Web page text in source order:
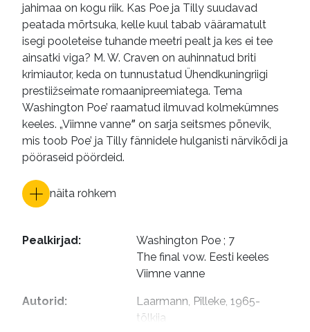
jahimaa on kogu riik. Kas Poe ja Tilly suudavad
peatada mõrtsuka, kelle kuul tabab vääramatult
isegi pooleteise tuhande meetri pealt ja kes ei tee
ainsatki viga? M. W. Craven on auhinnatud briti
krimiautor, keda on tunnustatud Ühendkuningriigi
prestiižseimate romaanipreemiatega. Tema
Washington Poe’ raamatud ilmuvad kolmekümnes
keeles. „Viimne vanneˮ on sarja seitsmes põnevik,
mis toob Poe’ ja Tilly fännidele hulganisti närvikõdi ja
pööraseid pöördeid.
näita rohkem
Pealkirjad:
Washington Poe ; 7
The final vow. Eesti keeles
Viimne vanne
Autorid:
Laarmann, Pilleke, 1965-
tõlkija